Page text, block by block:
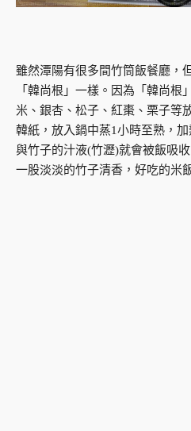
雖然潭陽有很多間竹筒飯餐廳，
「韓尚根」一樣。因為「韓尚根
米、銀杏、松子、紅棗、栗子等
韓紙，放入鍋中蒸1小時至熟，
與竹子的汁液(竹瀝)就會被飯吸
一股淡淡的竹子清香，好吃的米